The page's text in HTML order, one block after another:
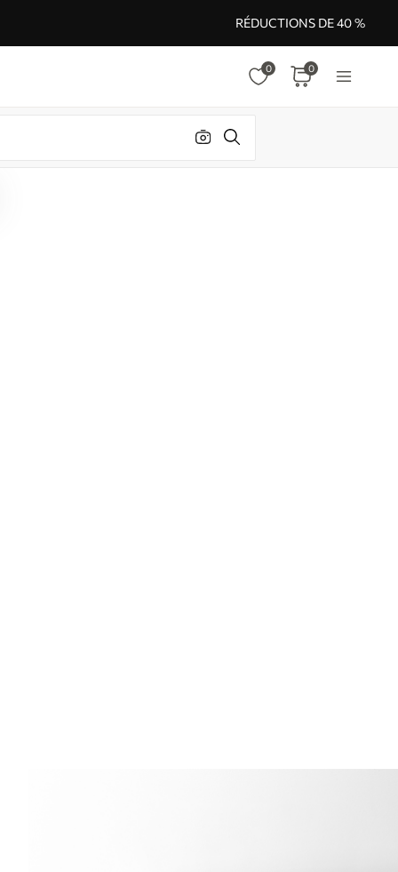
RÉDUCTIONS DE 40 %
0 0